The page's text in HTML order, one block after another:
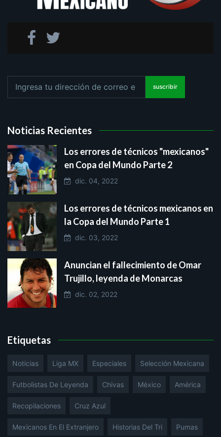
suscribir
Noticias Recientes
Los errores de técnicos "mexicanos"
en Copa del Mundo Parte 2
dic. 04, 2022
Los errores de técnicos mexicanos en
la Copa del Mundo Parte 1
dic. 03, 2022
Anuncian el fallecimiento de Omar
Trujillo, leyenda de Monarcas
dic. 02, 2022
Etiquetas
Noticias Liga MX Especiales Selección Mexicana
Futbolistas De Leyenda Chivas México América
Recopilaciones Cruz Azul
Mexicanos En El Extranjero Historias Del Tri Pumas